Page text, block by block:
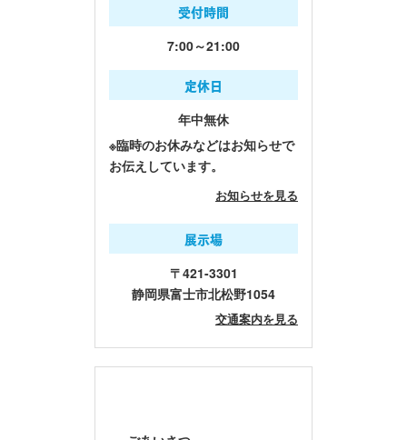
受付時間
7:00～21:00
定休日
年中無休
※臨時のお休みなどはお知らせで
お伝えしています。
お知らせを見る
展示場
〒421-3301
静岡県富士市北松野1054
交通案内を見る